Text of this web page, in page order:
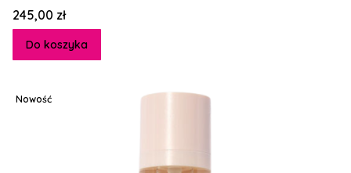
Cena
245,00 zł
Do koszyka
Nowość